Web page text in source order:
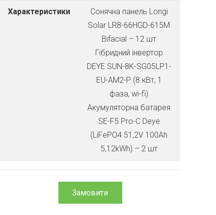
Характеристики
Сонячна панель Longi
Solar LR8-66HGD-615M
Bifacial – 12 шт
Гібридний інвертор
DEYE SUN-8K-SG05LP1-
EU-AM2-P (8 кВт, 1
фаза, wi-fi)
Акумуляторна батарея
SE-F5 Pro-С Deye
(LiFePO4 51,2V 100Ah
5,12kWh) – 2 шт
Замовити